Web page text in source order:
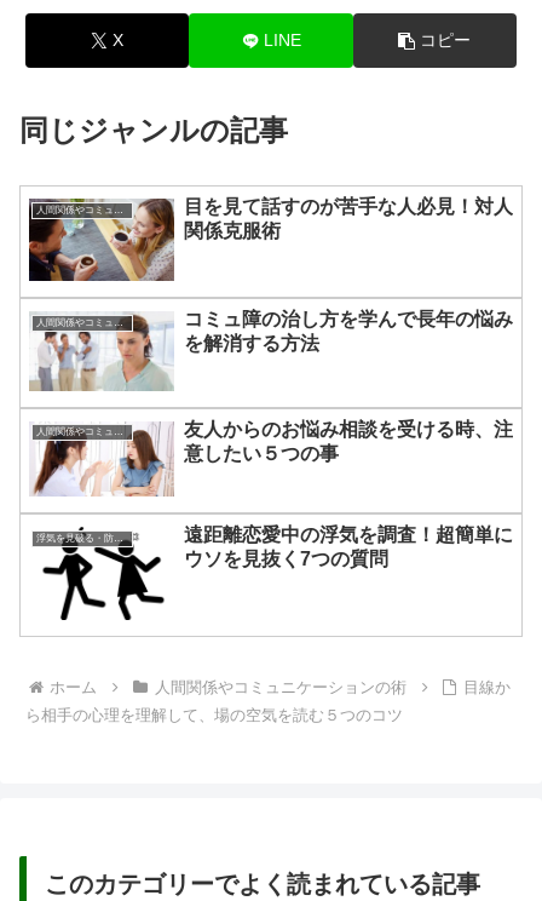
X LINE コピー
同じジャンルの記事
目を見て話すのが苦手な人必見！対人
関係克服術
人間関係やコミュニケーションの術
コミュ障の治し方を学んで長年の悩み
を解消する方法
人間関係やコミュニケーションの術
友人からのお悩み相談を受ける時、注
意したい５つの事
遠距離恋愛中の浮気を調査！超簡単に
ウソを見抜く7つの質問
ホーム 人間関係やコミュニケーションの術
目線か
ら相手の心理を理解して、場の空気を読む５つのコツ
このカテゴリーでよく読まれている記事